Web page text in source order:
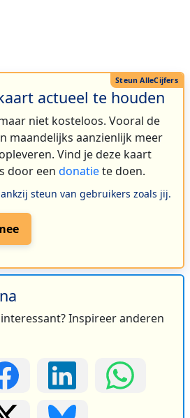
actueel te houden
niet kosteloos. Vooral de
maandelijks aanzienlijk meer
Vind je deze kaart
door een donatiete doen.
steun van gebruikers zoals jij.
Inspireer anderen